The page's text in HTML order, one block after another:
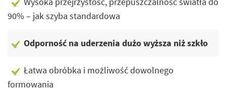
90% – jak szyba standardowa
Odporność na uderzenia dużo wyższa niż szkło
Łatwa obróbka i możliwość dowolnego
formowania